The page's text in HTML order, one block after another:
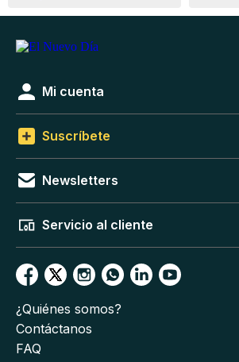
Mi cuenta
Suscríbete
Newsletters
Servicio al cliente
¿Quiénes somos?
Contáctanos
FAQ